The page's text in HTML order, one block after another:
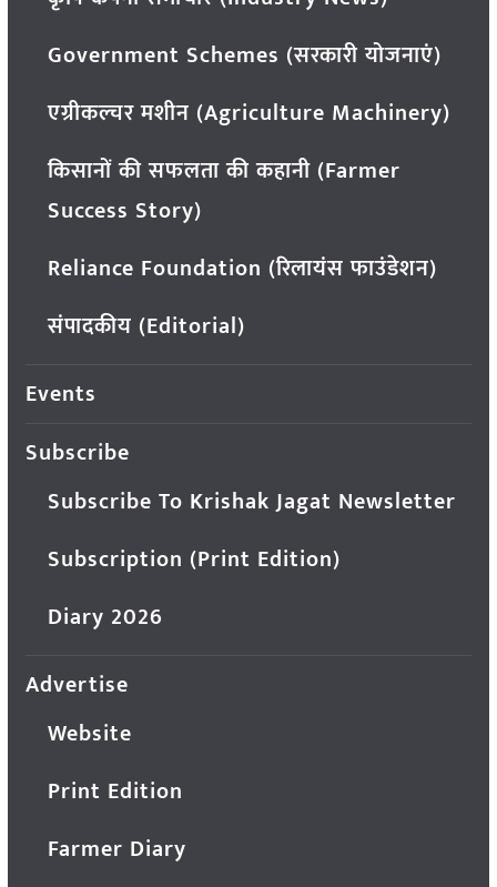
Government Schemes (सरकारी योजनाएं)
एग्रीकल्चर मशीन (Agriculture Machinery)
किसानों की सफलता की कहानी (Farmer
Success Story)
Reliance Foundation (रिलायंस फाउंडेशन)
संपादकीय (Editorial)
Events
Subscribe
Subscribe To Krishak Jagat Newsletter
Subscription (Print Edition)
Diary 2026
Advertise
Website
Print Edition
Farmer Diary